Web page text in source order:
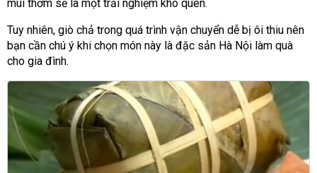
mùi thơm sẽ là một trải nghiệm khó quên.
Tuy nhiên, giò chả trong quá trình vận chuyển dễ bị ôi thiu nên
bạn cần chú ý khi chọn món này là đặc sản Hà Nội làm quà
cho gia đình.